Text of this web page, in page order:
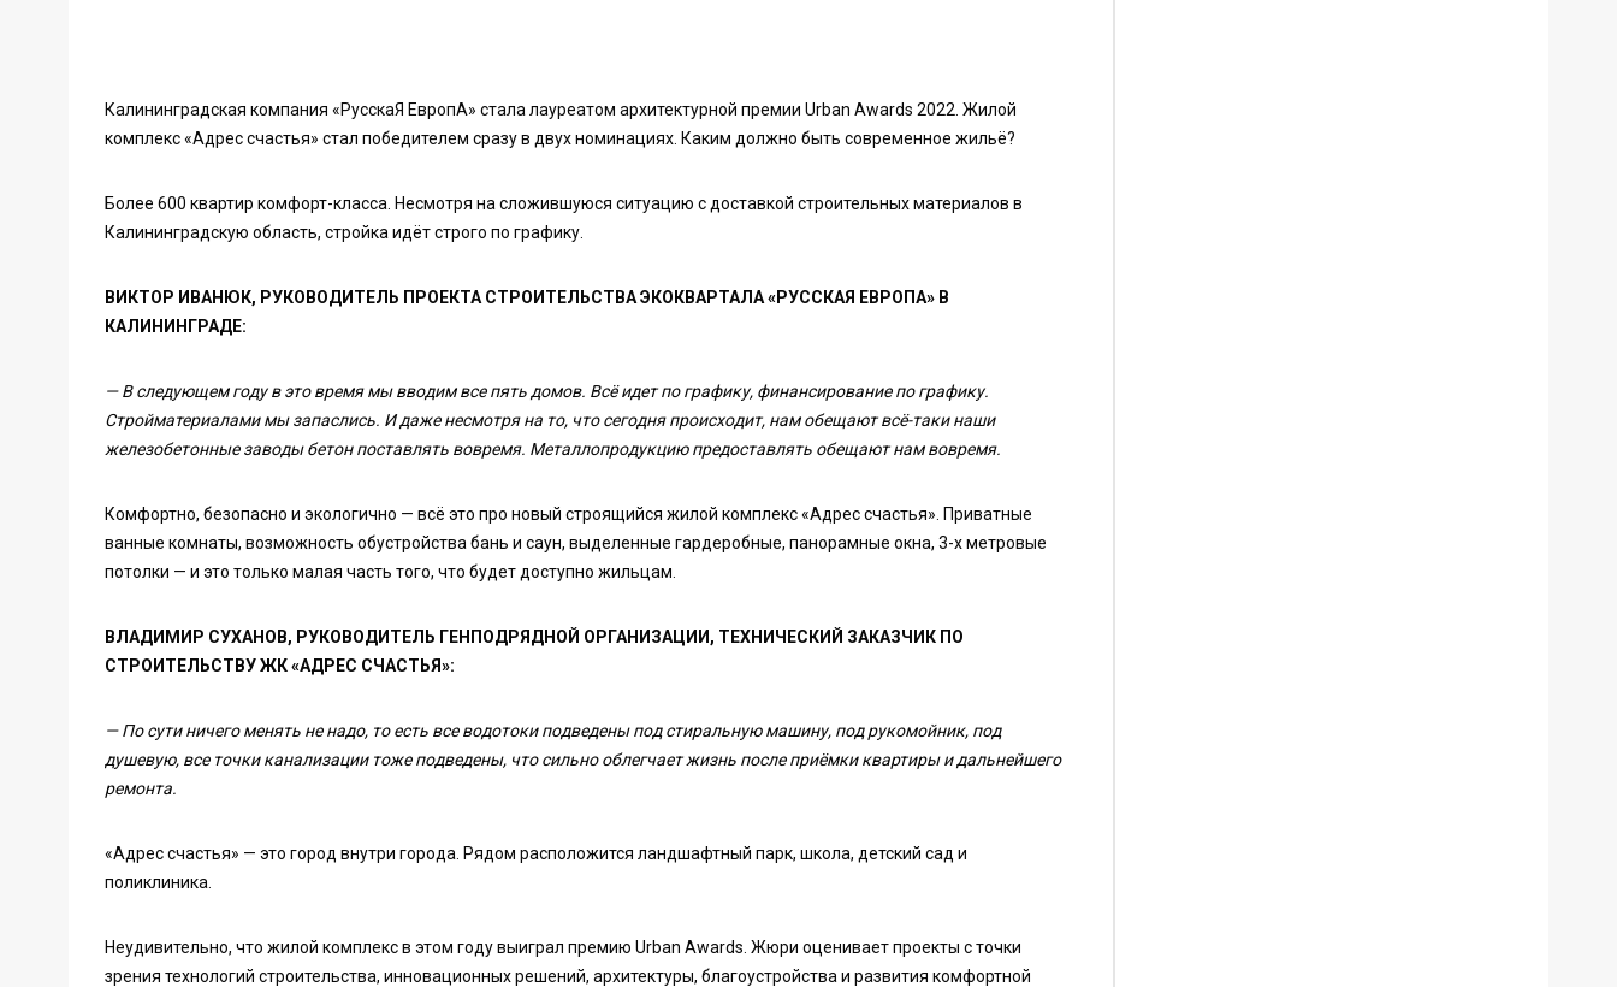
Калининградская компания «РусскаЯ ЕвропА» стала лауреатом архитектурной премии Urban Awards 2022. Жилой
комплекс «Адрес счастья» стал победителем сразу в двух номинациях. Каким должно быть современное жильё?
Более 600 квартир комфорт-класса. Несмотря на сложившуюся ситуацию с доставкой строительных материалов в
Калининградскую область, стройка идёт строго по графику.
ВИКТОР ИВАНЮК, РУКОВОДИТЕЛЬ ПРОЕКТА СТРОИТЕЛЬСТВА ЭКОКВАРТАЛА «РУССКАЯ ЕВРОПА» В
КАЛИНИНГРАДЕ:
— В следующем году в это время мы вводим все пять домов. Всё идет по графику, финансирование по графику.
Стройматериалами мы запаслись. И даже несмотря на то, что сегодня происходит, нам обещают всё-таки наши
железобетонные заводы бетон поставлять вовремя. Металлопродукцию предоставлять обещают нам вовремя.
Комфортно, безопасно и экологично — всё это про новый строящийся жилой комплекс «Адрес счастья». Приватные
ванные комнаты, возможность обустройства бань и саун, выделенные гардеробные, панорамные окна, 3-х метровые
потолки — и это только малая часть того, что будет доступно жильцам.
ВЛАДИМИР СУХАНОВ, РУКОВОДИТЕЛЬ ГЕНПОДРЯДНОЙ ОРГАНИЗАЦИИ, ТЕХНИЧЕСКИЙ ЗАКАЗЧИК ПО
СТРОИТЕЛЬСТВУ ЖК «АДРЕС СЧАСТЬЯ»:
— По сути ничего менять не надо, то есть все водотоки подведены под стиральную машину, под рукомойник, под
душевую, все точки канализации тоже подведены, что сильно облегчает жизнь после приёмки квартиры и дальнейшего
ремонта.
«Адрес счастья» — это город внутри города. Рядом расположится ландшафтный парк, школа, детский сад и
поликлиника.
Неудивительно, что жилой комплекс в этом году выиграл премию Urban Awards. Жюри оценивает проекты с точки
зрения технологий строительства, инновационных решений, архитектуры, благоустройства и развития комфортной